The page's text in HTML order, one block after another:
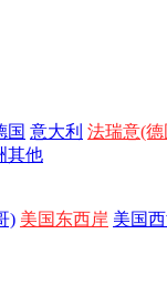
国 意大利 法瑞意(德
其他
) 美国东西岸 美国